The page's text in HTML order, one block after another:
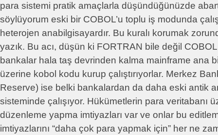
para sistemi pratik amaçlarla düşündüğünüzde
söylüyorum eski bir COBOL’u toplu iş modunda
heterojen anabilgisayardır. Bu kuralı korumak
yazık. Bu acı, düşün ki FORTRAN bile değil
bankalar hala taş devrinden kalma mainframe ana
üzerine kobol kodu kurup çalıştırıyorlar. Merkez
Reserve) ise belki bankalardan da daha eski antik
sisteminde çalışıyor. Hükümetlerin para veritabanı
düzenleme yapma imtiyazları var ve onlar bu
imtiyazlarını “daha çok para yapmak için” her ne